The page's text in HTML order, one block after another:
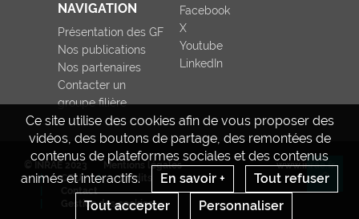
Ce site utilise des cookies afin de vous proposer des
vidéos, des boutons de partage, des remontées de
contenus de plateformes sociales et des contenus
animés et interactifs.
En savoir +
Tout refuser
Tout accepter
Personnaliser
NAVIGATION
Présentation des GF
Nos publications
Nos partenaires
Contacter un
groupe filière
Facebook
X
Youtube
LinkedIn
Mentions légales
CGU
Crédits
Contact
Gestion des cookies
www.inrae.fr